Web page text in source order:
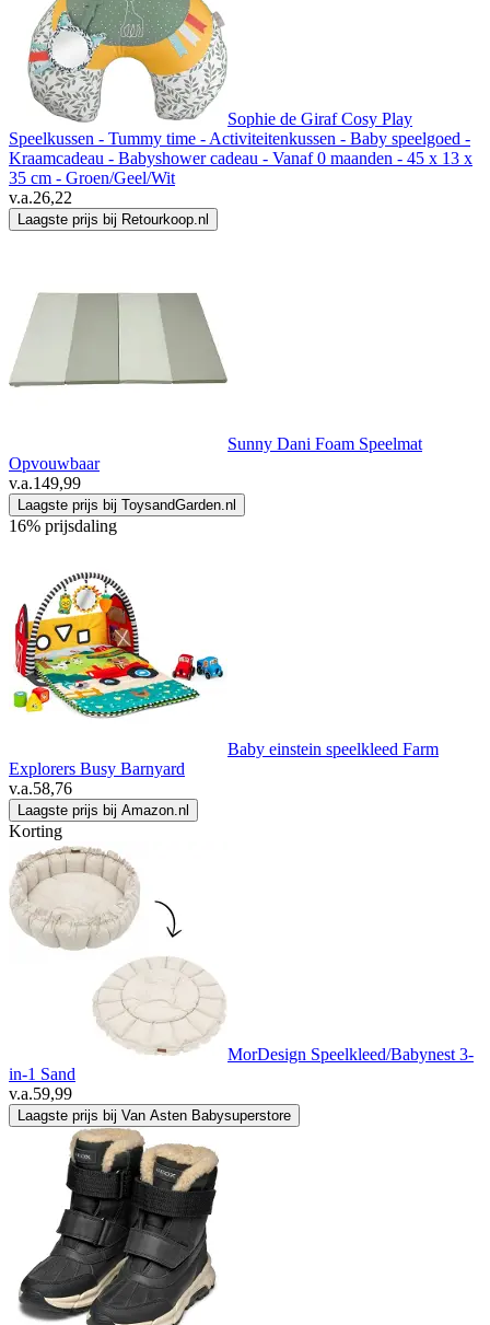
Sophie de Giraf Cosy Play
Speelkussen - Tummy time - Activiteitenkussen - Baby speelgoed -
Kraamcadeau - Babyshower cadeau - Vanaf 0 maanden - 45 x 13 x
35 cm - Groen/Geel/Wit
v.a.26,22
Laagste prijs bij Retourkoop.nl
Sunny Dani Foam Speelmat
Opvouwbaar
v.a.149,99
Laagste prijs bij ToysandGarden.nl
16% prijsdaling
Baby einstein speelkleed Farm
Explorers Busy Barnyard
v.a.58,76
Laagste prijs bij Amazon.nl
Korting
MorDesign Speelkleed/Babynest 3-
in-1 Sand
v.a.59,99
Laagste prijs bij Van Asten Babysuperstore